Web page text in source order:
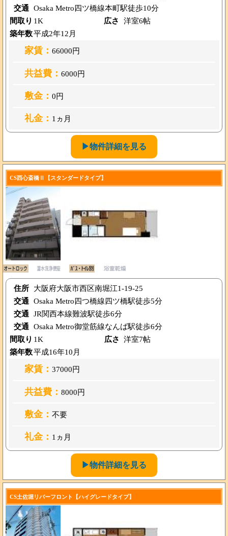
交通 Osaka Metro四ツ橋線本町駅徒歩10分
間取り 1K 広さ
洋室6帖
築年数平成2年12月
家賃： 66000円
共益費： 6000円
敷金： 0円
礼金： 1ヵ月
▶物件詳細を見る
CS西心斎橋Ⅱ【スタンダードタイプ】
住所
大阪府大阪市西区南堀江1-19-25
交通 Osaka Metro四つ橋線四ツ橋駅徒歩5分
交通 JR関西本線難波駅徒歩6分
交通 Osaka Metro御堂筋線なんば駅徒歩6分
間取り 1K 広さ 洋室7帖
築年数平成16年10月
家賃： 37000円
共益費： 8000円
敷金： 不要
礼金： 1ヵ月
▶物件詳細を見る
CS土佐堀リバーフロント【ハイグレードタイプ】